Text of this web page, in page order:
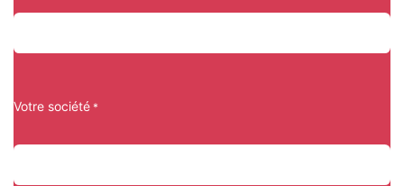
Votre société *